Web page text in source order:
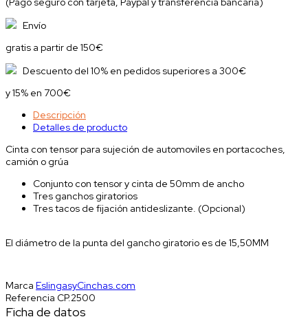
Envío
gratis a partir de 150€
Descuento del 10% en pedidos superiores a 300€
y 15% en 700€
Descripción
Detalles de producto
Cinta con tensor para sujeción de automoviles en portacoches,
camión o grúa
Conjunto con tensor y cinta de 50mm de ancho
Tres ganchos giratorios
Tres tacos de fijación antideslizante. (Opcional)
El diámetro de la punta del gancho giratorio es de 15,50MM
Marca EslingasyCinchas.com
Referencia CP.2500
Ficha de datos